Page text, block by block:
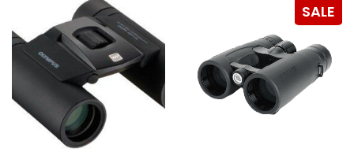
NEWSLETTER ABONNIEREN
Please select all the ways you would like to hear from
Ich stimme zu
SALE